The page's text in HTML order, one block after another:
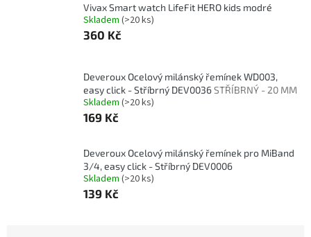
Vivax Smart watch LifeFit HERO kids modré
Skladem (>20 ks)
360 Kč
Deveroux Ocelový milánský řemínek WD003,
easy click - Stříbrný DEV0036STŘÍBRNÝ - 20 MM
Skladem (>20 ks)
169 Kč
Deveroux Ocelový milánský řemínek pro MiBand
3/4, easy click - Stříbrný DEV0006
Skladem (>20 ks)
139 Kč